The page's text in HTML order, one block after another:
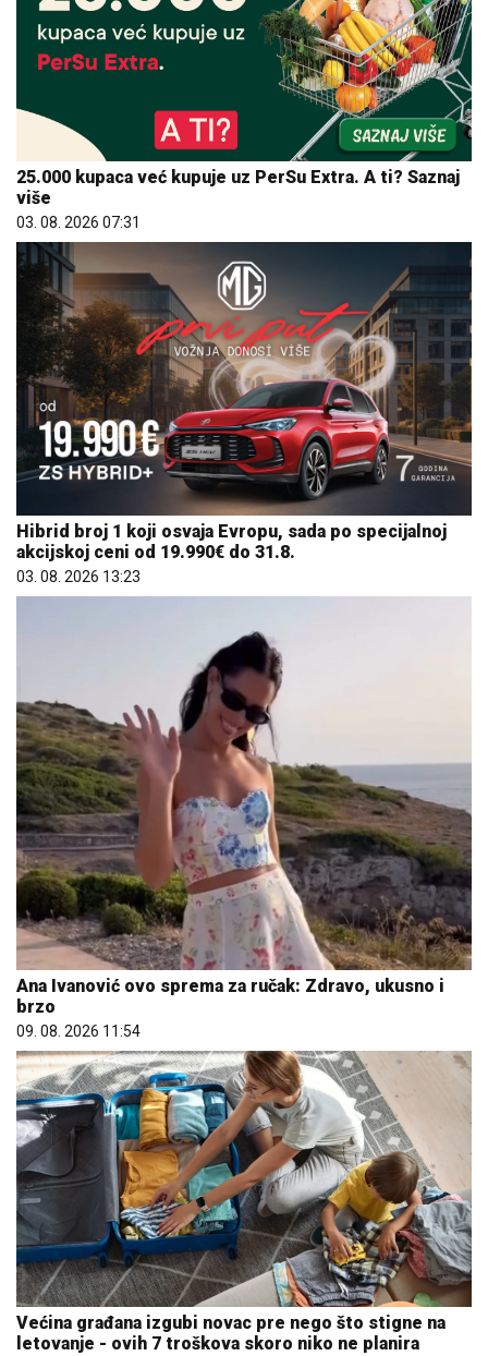
25.000 kupaca već kupuje uz PerSu Extra. A ti? Saznaj
više
03. 08. 2026 07:31
Hibrid broj 1 koji osvaja Evropu, sada po specijalnoj
akcijskoj ceni od 19.990€ do 31.8.
03. 08. 2026 13:23
Ana Ivanović ovo sprema za ručak: Zdravo, ukusno i
brzo
09. 08. 2026 11:54
Većina građana izgubi novac pre nego što stigne na
letovanje - ovih 7 troškova skoro niko ne planira